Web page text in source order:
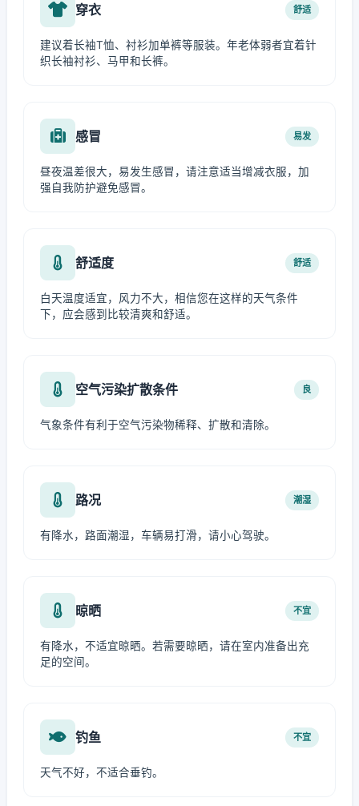
穿衣 舒适
建议着长袖T恤、衬衫加单裤等服装。年老体弱者宜着针
织长袖衬衫、马甲和长裤。
感冒 易发
昼夜温差很大，易发生感冒，请注意适当增减衣服，加
强自我防护避免感冒。
舒适度 舒适
白天温度适宜，风力不大，相信您在这样的天气条件
下，应会感到比较清爽和舒适。
空气污染扩散条件 良
气象条件有利于空气污染物稀释、扩散和清除。
路况 潮湿
有降水，路面潮湿，车辆易打滑，请小心驾驶。
晾晒 不宜
有降水，不适宜晾晒。若需要晾晒，请在室内准备出充
足的空间。
钓鱼 不宜
天气不好，不适合垂钓。